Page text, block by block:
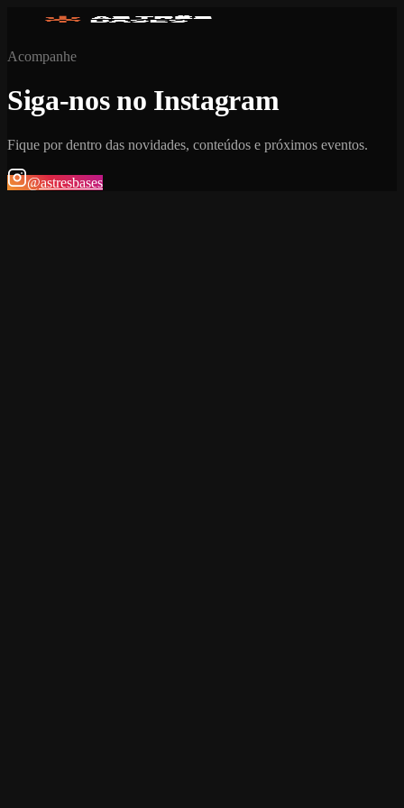
Acompanhe
Siga-nos no Instagram
Fique por dentro das novidades, conteúdos e próximos eventos.
@astresbases